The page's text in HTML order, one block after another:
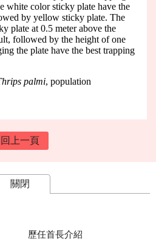
white color sticky plate have the
by yellow sticky plate. The
plate at 0.5 meter above the
followed by the height of one
the plate have the best trapping
palmi, population
回上一頁
關閉
歷任首長介紹